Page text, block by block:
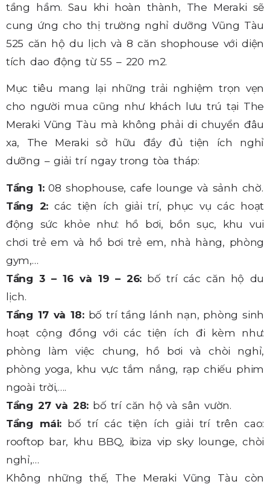
tầng hầm. Sau khi hoàn thành, The Meraki sẽ
cung ứng cho thị trường nghỉ dưỡng Vũng Tàu
525 căn hộ du lịch và 8 căn shophouse với diện
tích dao động từ 55 – 220 m2.
Mục tiêu mang lại những trải nghiệm trọn vẹn
cho người mua cũng như khách lưu trú tại The
Meraki Vũng Tàu mà không phải di chuyển đâu
xa, The Meraki sở hữu đầy đủ tiện ích nghỉ
dưỡng – giải trí ngay trong tòa tháp:
Tầng 1:08 shophouse, cafe lounge và sảnh chờ.
Tầng 2: các tiện ích giải trí, phục vụ các hoạt
động sức khỏe như: hồ bơi, bồn sục, khu vui
chơi trẻ em và hồ bơi trẻ em, nhà hàng, phòng
gym,…
Tầng 3 – 16 và 19 – 26: bố trí các căn hộ du
lịch.
Tầng 17 và 18:bố trí tầng lánh nạn, phòng sinh
hoạt cộng đồng với các tiện ích đi kèm như:
phòng làm việc chung, hồ bơi và chòi nghỉ,
phòng yoga, khu vực tắm nắng, rạp chiếu phim
ngoài trời,….
Tầng 27 và 28: bố trí căn hộ và sân vườn.
Tầng mái:bố trí các tiện ích giải trí trên cao:
rooftop bar, khu BBQ, ibiza vip sky lounge, chòi
nghỉ,…
Không những thế, The Meraki Vũng Tàu còn